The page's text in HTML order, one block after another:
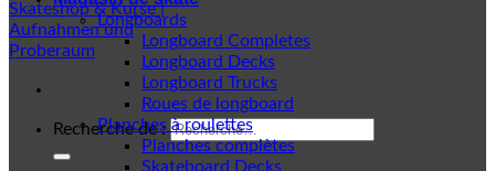
Recherche de :
Longboards
Longboard Completes
Longboard Decks
Longboard Trucks
Roues de longboard
Planches à roulettes
Planches complètes
Skateboard Decks